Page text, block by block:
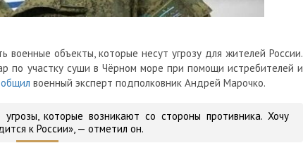
военные объекты, которые несут угрозу для жителей России.
по участку суши в Чёрном море при помощи истребителей и
военный эксперт подполковник Андрей Марочко.
которые возникают со стороны противника. Хочу
к России»,— отметил он.